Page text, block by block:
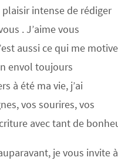
intense de rédiger
. J’aime vous
aussi ce qui me motive
envol toujours
à été ma vie, j’ai
vos sourires, vos
avec tant de
je vous invite